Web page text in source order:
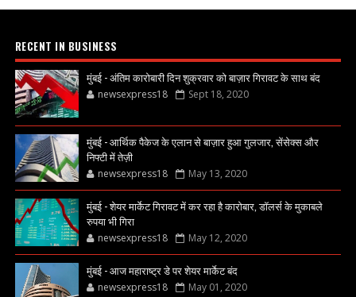
RECENT IN BUSINESS
मुंबई - अंतिम कारोबारी दिन शुक्रवार को बाज़ार गिरावट के साथ बंद
newsexpress18 Sept 18, 2020
मुंबई - आर्थिक पैकेज के एलान से बाज़ार हुआ गुलजार, सेंसेक्स और
निफ्टी में तेज़ी
newsexpress18 May 13, 2020
मुंबई - शेयर मार्केट गिरावट में कर रहा है कारोबार, डॉलर्स के मुकाबले
रुपया भी गिरा
newsexpress18 May 12, 2020
मुंबई - आज महाराष्ट्र डे पर शेयर मार्केट बंद
newsexpress18 May 01, 2020